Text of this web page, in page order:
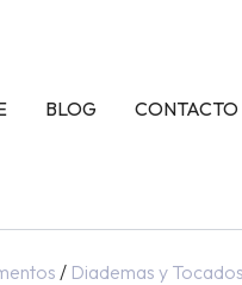
BLOG CONTACTO
/ Diademas y Tocados